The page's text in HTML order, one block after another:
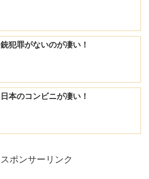
銃犯罪がないのが凄い！
日本のコンビニが凄い！
スポンサーリンク